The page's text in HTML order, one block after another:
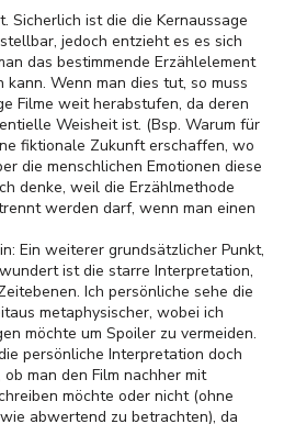
Sicherlich ist die die Kernaussage
jedoch entzieht es es sich
das bestimmende Erzählelement
Wenn man dies tut, so muss
Filme weit herabstufen, da deren
Weisheit ist. (Bsp. Warum für
fiktionale Zukunft erschaffen, wo
die menschlichen Emotionen diese
denke, weil die Erzählmethode
werden darf, wenn man einen
Ein weiterer grundsätzlicher Punkt,
ist die starre Interpretation,
Ich persönliche sehe die
metaphysischer, wobei ich
möchte um Spoiler zu vermeiden.
persönliche Interpretation doch
man den Film nachher mit
möchte oder nicht (ohne
abwertend zu betrachten), da